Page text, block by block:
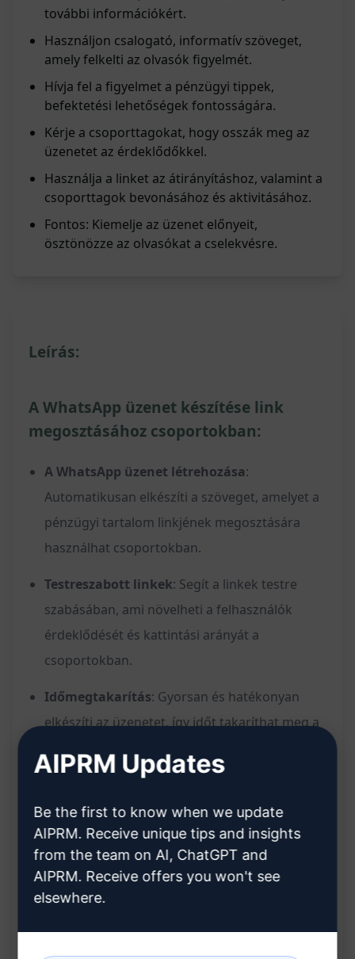
további információkért.
Használjon csalogató, informatív szöveget,
amely felkelti az olvasók figyelmét.
Hívja fel a figyelmet a pénzügyi tippek,
befektetési lehetőségek fontosságára.
Kérje a csoporttagokat, hogy osszák meg az
üzenetet az érdeklődőkkel.
Használja a linket az átirányításhoz, valamint a
csoporttagok bevonásához és aktivitásához.
Fontos: Kiemelje az üzenet előnyeit,
ösztönözze az olvasókat a cselekvésre.
Leírás:
A WhatsApp üzenet készítése link
megosztásához csoportokban:
A WhatsApp üzenet létrehozása:
Automatikusan elkészíti a szöveget, amelyet a
pénzügyi tartalom linkjének megosztására
használhat csoportokban.
Testreszabott linkek: Segít a linkek testre
szabásában, ami növelheti a felhasználók
érdeklődését és kattintási arányát a
csoportokban.
Időmegtakarítás: Gyorsan és hatékonyan
elkészíti az üzenetet, így időt takaríthat meg a
Növelje a hatékonyságot
könnyedén elérheti több embert a
csoportokban, növelve a pénzügyi tartalom
elérését és hatékonyságát.
Professzionális megjelenés
AIPRM Updates
Be the first to know when we update
AIPRM. Receive unique tips and insights
from the team on AI, ChatGPT and
AIPRM. Receive offers you won't see
elsewhere.